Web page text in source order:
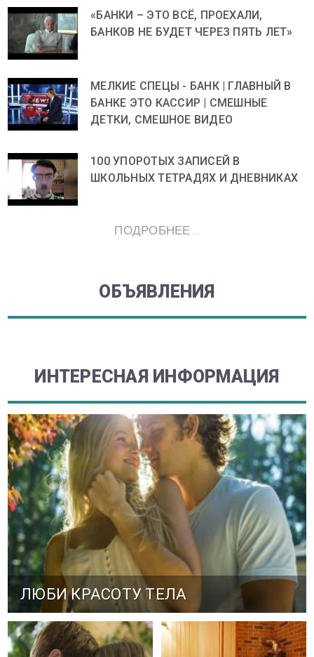
«БАНКИ – ЭТО ВСЁ, ПРОЕХАЛИ,
БАНКОВ НЕ БУДЕТ ЧЕРЕЗ ПЯТЬ ЛЕТ»
МЕЛКИЕ СПЕЦЫ - БАНК | ГЛАВНЫЙ В
БАНКЕ ЭТО КАССИР | СМЕШНЫЕ
ДЕТКИ, СМЕШНОЕ ВИДЕО
100 УПОРОТЫХ ЗАПИСЕЙ В
ШКОЛЬНЫХ ТЕТРАДЯХ И ДНЕВНИКАХ
ПОДРОБНЕЕ ...
ОБЪЯВЛЕНИЯ
ИНТЕРЕСНАЯ ИНФОРМАЦИЯ
ЛЮБИ КРАСОТУ ТЕЛА